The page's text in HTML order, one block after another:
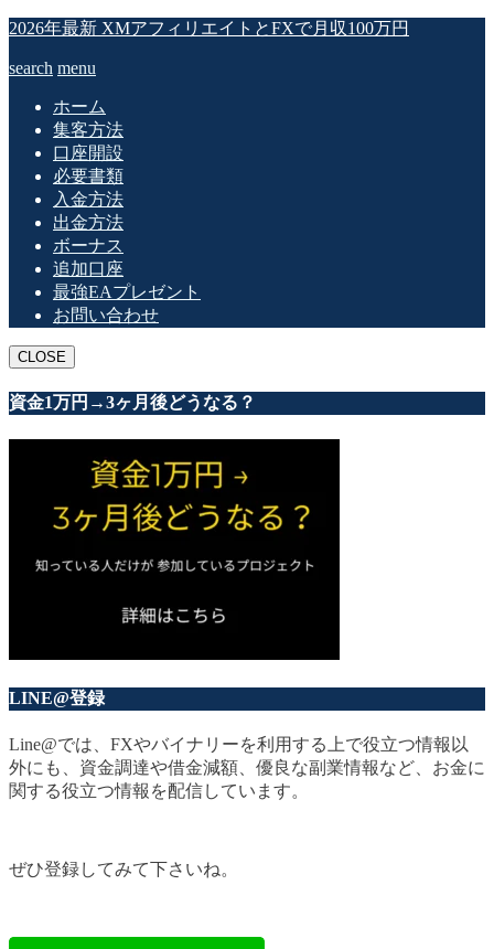
2026年最新 XMアフィリエイトとFXで月収100万円
search menu
ホーム
集客方法
口座開設
必要書類
入金方法
出金方法
ボーナス
追加口座
最強EAプレゼント
お問い合わせ
CLOSE
資金1万円→3ヶ月後どうなる？
LINE@登録
Line@では、FXやバイナリーを利用する上で役立つ情報以
外にも、資金調達や借金減額、優良な副業情報など、お金に
関する役立つ情報を配信しています。
ぜひ登録してみて下さいね。